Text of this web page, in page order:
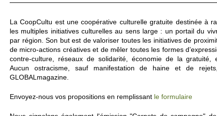
La Co­opCultu est une coopérative culture­lle gratuite destinée à
les multiples ini­ti­atives culture­lles au sens large : un po­rtail du
par région. Son but est de valori­ser to­utes les ini­ti­atives de
de mi­cro-acti­ons créatives et de mêler to­utes les formes
contre-culture, réseaux de so­lidarité, écono­mie de la gratuité,
Aucun os­traci­sme, sauf manifestation de haine et de
GLOBALmagazine.
Envo­yez-nous vos pro­po­si­ti­ons en re­m­plissant le formulaire
r
n
c
i
p
a
l